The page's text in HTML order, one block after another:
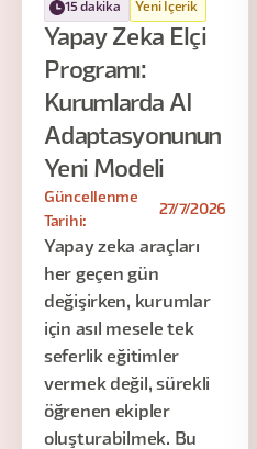
15 dakika Yeni İçerik
Yapay Zeka Elçi
Programı:
Kurumlarda AI
Adaptasyonunun
Yeni Modeli
Güncellenme
Tarihi:
27/7/2026
Yapay zeka araçları
her geçen gün
değişirken, kurumlar
için asıl mesele tek
seferlik eğitimler
vermek değil, sürekli
öğrenen ekipler
oluşturabilmek. Bu